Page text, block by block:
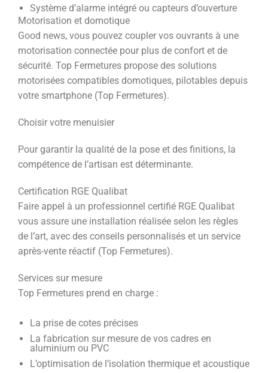
Système d’alarme intégré ou capteurs d’ouverture
Motorisation et domotique
Good news, vous pouvez coupler vos ouvrants à une
motorisation connectée pour plus de confort et de
sécurité. Top Fermetures propose des solutions
motorisées compatibles domotiques, pilotables depuis
votre smartphone (Top Fermetures).
Choisir votre menuisier
Pour garantir la qualité de la pose et des finitions, la
compétence de l’artisan est déterminante.
Certification RGE Qualibat
Faire appel à un professionnel certifié RGE Qualibat
vous assure une installation réalisée selon les règles
de l’art, avec des conseils personnalisés et un service
après-vente réactif (Top Fermetures).
Services sur mesure
Top Fermetures prend en charge :
La prise de cotes précises
La fabrication sur mesure de vos cadres en
aluminium ou PVC
L’optimisation de l’isolation thermique et acoustique